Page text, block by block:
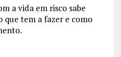
a vida em risco sabe
que tem a fazer e como